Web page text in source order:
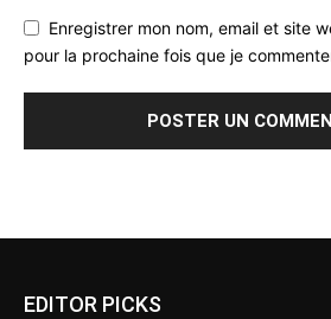
Enregistrer mon nom, email et site
pour la prochaine fois que je
EDITOR PICKS